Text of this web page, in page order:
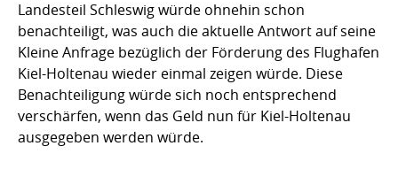
Landesteil Schleswig würde ohnehin schon
benachteiligt, was auch die aktuelle Antwort auf seine
Kleine Anfrage bezüglich der Förderung des Flughafen
Kiel-Holtenau wieder einmal zeigen würde. Diese
Benachteiligung würde sich noch entsprechend
verschärfen, wenn das Geld nun für Kiel-Holtenau
ausgegeben werden würde.